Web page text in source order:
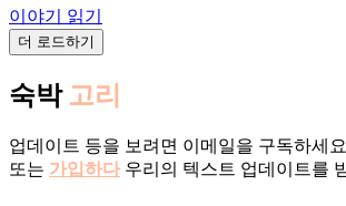
이야기 읽기
더 로드하기
숙박 고리
업데이트 등을 보려면 이메일을 구독하세
또는 가입하다우리의 텍스트 업데이트를